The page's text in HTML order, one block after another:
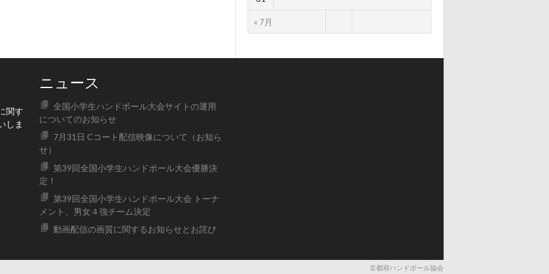
« 7月
関す
しま
ニュース
全国小学生ハンドボール大会サイトの運用
についてのお知らせ
7月31日 Cコート配信映像について（お知ら
せ）
第39回全国小学生ハンドボール大会優勝決
定！
第39回全国小学生ハンドボール大会 トーナ
メント、男女４強チーム決定
動画配信の画質に関するお知らせとお詫び
京都府ハンドボール協会